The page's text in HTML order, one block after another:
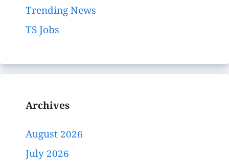
Trending News
TS Jobs
Archives
August 2026
July 2026